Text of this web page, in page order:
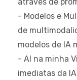
- Modelos e
de
modelos de IA
- AI na minha
imediatas da